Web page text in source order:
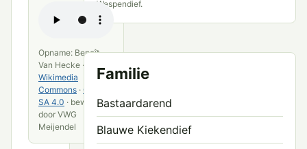
Opname: Benoît
Van Hecke ·
Wikimedia
Commons · CC BY-
SA 4.0 · bewerkt
door VWG
Meijendel
Wespendief.
Familie
Bastaardarend
Blauwe Kiekendief